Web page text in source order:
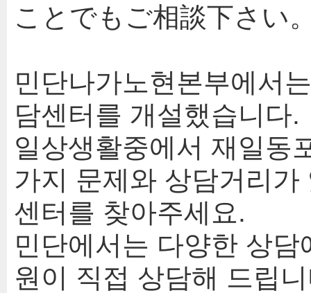
ことでもご相談下さい
민단나가노현본부에서
담센터를 개설했습니다.
일상생활중에서 재일동
가지 문제와 상담거리
센터를 찾아주세요.
민단에서는 다양한 상
원이 직접 상담해 드립